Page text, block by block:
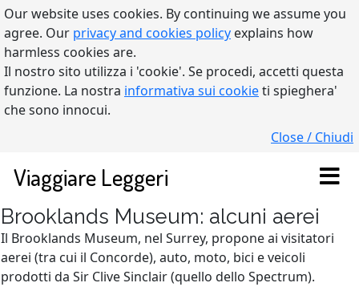
Our website uses cookies. By continuing we assume you
agree. Our privacy and cookies policy explains how
harmless cookies are.
Il nostro sito utilizza i 'cookie'. Se procedi, accetti questa
funzione. La nostra informativa sui cookieti spieghera'
che sono innocui.
Close / Chiudi
Viaggiare Leggeri
Brooklands Museum: alcuni aerei
Il Brooklands Museum, nel Surrey, propone ai visitatori
aerei (tra cui il Concorde), auto, moto, bici e veicoli
prodotti da Sir Clive Sinclair (quello dello Spectrum).